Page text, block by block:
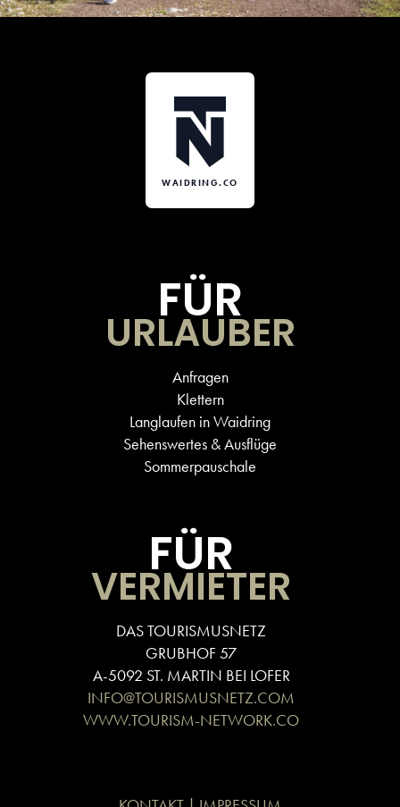
WAIDRING.CO
FÜR
URLAUBER
Anfragen
Klettern
Langlaufen in Waidring
Sehenswertes & Ausflüge
Sommerpauschale
FÜR
VERMIETER
DAS TOURISMUSNETZ
GRUBHOF 57
A-5092 ST. MARTIN BEI LOFER
INFO@TOURISMUSNETZ.COM
WWW.TOURISM-NETWORK.CO